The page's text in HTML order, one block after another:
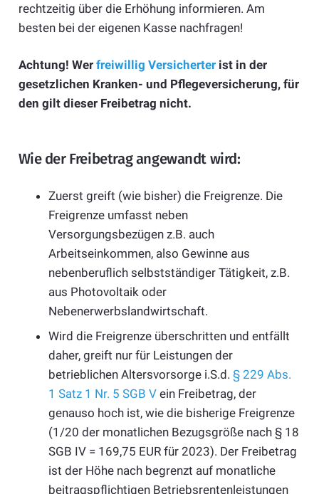
rechtzeitig über die Erhöhung informieren. Am
besten bei der eigenen Kasse nachfragen!
Achtung! Wer freiwillig Versicherterist in der
gesetzlichen Kranken- und Pflegeversicherung, für
den gilt dieser Freibetrag nicht.
Wie der Freibetrag angewandt wird:
Zuerst greift (wie bisher) die Freigrenze. Die
Freigrenze umfasst neben
Versorgungsbezügen z.B. auch
Arbeitseinkommen, also Gewinne aus
nebenberuflich selbstständiger Tätigkeit, z.B.
aus Photovoltaik oder
Nebenerwerbslandwirtschaft.
Wird die Freigrenze überschritten und entfällt
daher, greift nur für Leistungen der
betrieblichen Altersvorsorge i.S.d. § 229 Abs.
1 Satz 1 Nr. 5 SGB V ein Freibetrag, der
genauso hoch ist, wie die bisherige Freigrenze
(1/20 der monatlichen Bezugsgröße nach § 18
SGB IV = 169,75 EUR für 2023). Der Freibetrag
ist der Höhe nach begrenzt auf monatliche
beitragspflichtigen Betriebsrentenleistungen